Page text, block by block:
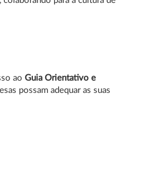
ao Guia Orientativo e
possam adequar as suas